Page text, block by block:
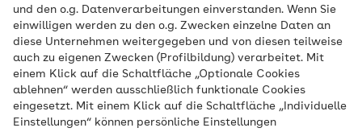
und den o.g. Datenverarbeitungen einverstanden. Wenn Sie
einwilligen werden zu den o.g. Zwecken einzelne Daten an
diese Unternehmen weitergegeben und von diesen teilweise
auch zu eigenen Zwecken (Profilbildung) verarbeitet. Mit
einem Klick auf die Schaltfläche „Optionale Cookies
ablehnen“ werden ausschließlich funktionale Cookies
eingesetzt. Mit einem Klick auf die Schaltfläche „Individuelle
Einstellungen“ können persönliche Einstellungen
Pflegeansatz in stationären
Pflegeeinrichtungen ein. Dieser stellt
Gesundheit und Lebensqualität der
Pflegebedürftigen in den Mittelpunkt, um
diese zu erhalten und nach Möglichkeit zu
verbessern.